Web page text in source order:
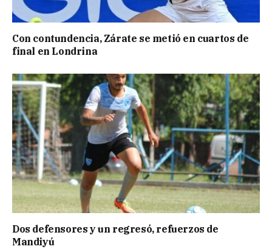
Con contundencia, Zárate se metió en cuartos de
final en Londrina
Dos defensores y un regresó, refuerzos de
Mandiyú